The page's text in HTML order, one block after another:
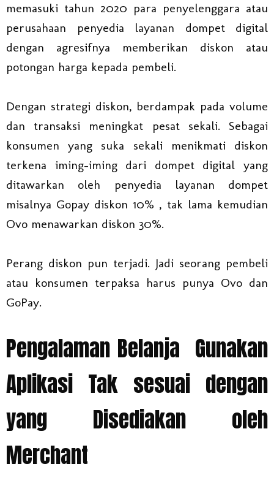
memasuki tahun 2020 para penyelenggara atau
perusahaan penyedia layanan dompet digital
dengan agresifnya memberikan diskon atau
potongan harga kepada pembeli.
Dengan strategi diskon, berdampak pada volume
dan transaksi meningkat pesat sekali. Sebagai
konsumen yang suka sekali menikmati diskon
terkena iming-iming dari dompet digital yang
ditawarkan oleh penyedia layanan dompet
misalnya Gopay diskon 10% , tak lama kemudian
Ovo menawarkan diskon 30%.
Perang diskon pun terjadi. Jadi seorang pembeli
atau konsumen terpaksa harus punya Ovo dan
GoPay.
Pengalaman Belanja Gunakan
Aplikasi Tak sesuai dengan
yang Disediakan oleh
Merchant